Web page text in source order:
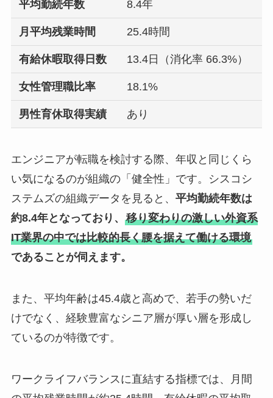
平均勤続年数 8.4年
月平均残業時間 25.4時間
有給休暇取得日数 13.4日（消化率 66.3%）
女性管理職比率 18.1%
男性育休取得実績 あり
エンジニアが転職を検討する際、年収と同じくら
い気になるのが組織の「健全性」です。シスコシ
ステムズの組織データを見ると、 平均勤続年数は
約8.4年となっており、 移り変わりの激しい外資系
IT業界の中では比較的長く腰を据えて働ける環境
であることが伺えます。
また、平均年齢は45.4歳と高めで、若手の勢いだ
けでなく、経験豊富なシニア層が厚い層を形成し
ているのが特徴です。
ワークライフバランスに直結する指標では、月間